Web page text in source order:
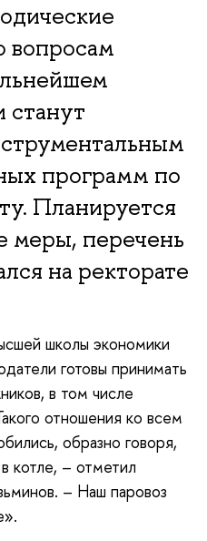
вопросам
станут
программ по
Планируется
меры, перечень
на ректорате
школы экономики
готовы принимать
в том числе
отношения ко всем
образно говоря,
котле, – отметил
– Наш паровоз